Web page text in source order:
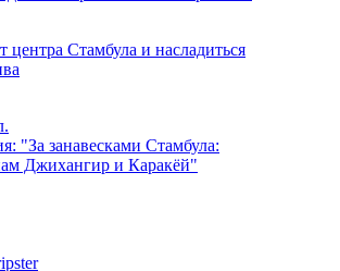
центра Стамбула и насладиться